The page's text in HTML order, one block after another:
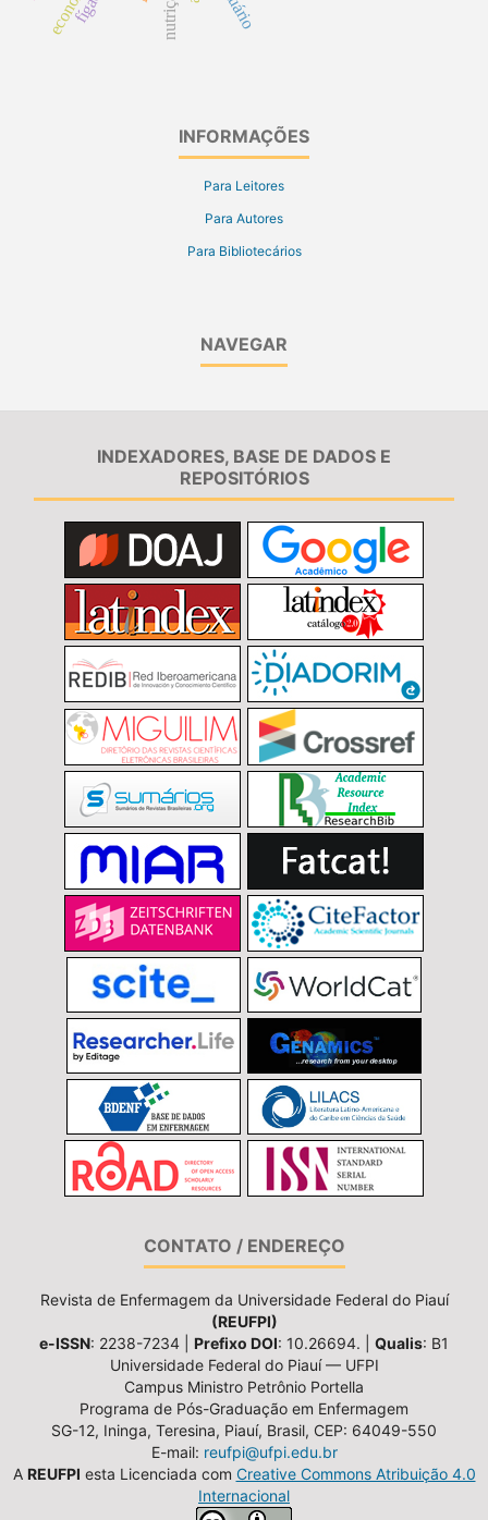
INFORMAÇÕES
Para Leitores
Para Autores
Para Bibliotecários
NAVEGAR
INDEXADORES, BASE DE DADOS E
REPOSITÓRIOS
CONTATO / ENDEREÇO
Revista de Enfermagem da Universidade Federal do Piauí
(REUFPI)
e-ISSN: 2238-7234 | Prefixo DOI: 10.26694. | Qualis: B1
Universidade Federal do Piauí — UFPI
Campus Ministro Petrônio Portella
Programa de Pós-Graduação em Enfermagem
SG-12, Ininga, Teresina, Piauí, Brasil, CEP: 64049-550
E-mail: reufpi@ufpi.edu.br
A REUFPI esta Licenciada com Creative Commons Atribuição 4.0
Internacional